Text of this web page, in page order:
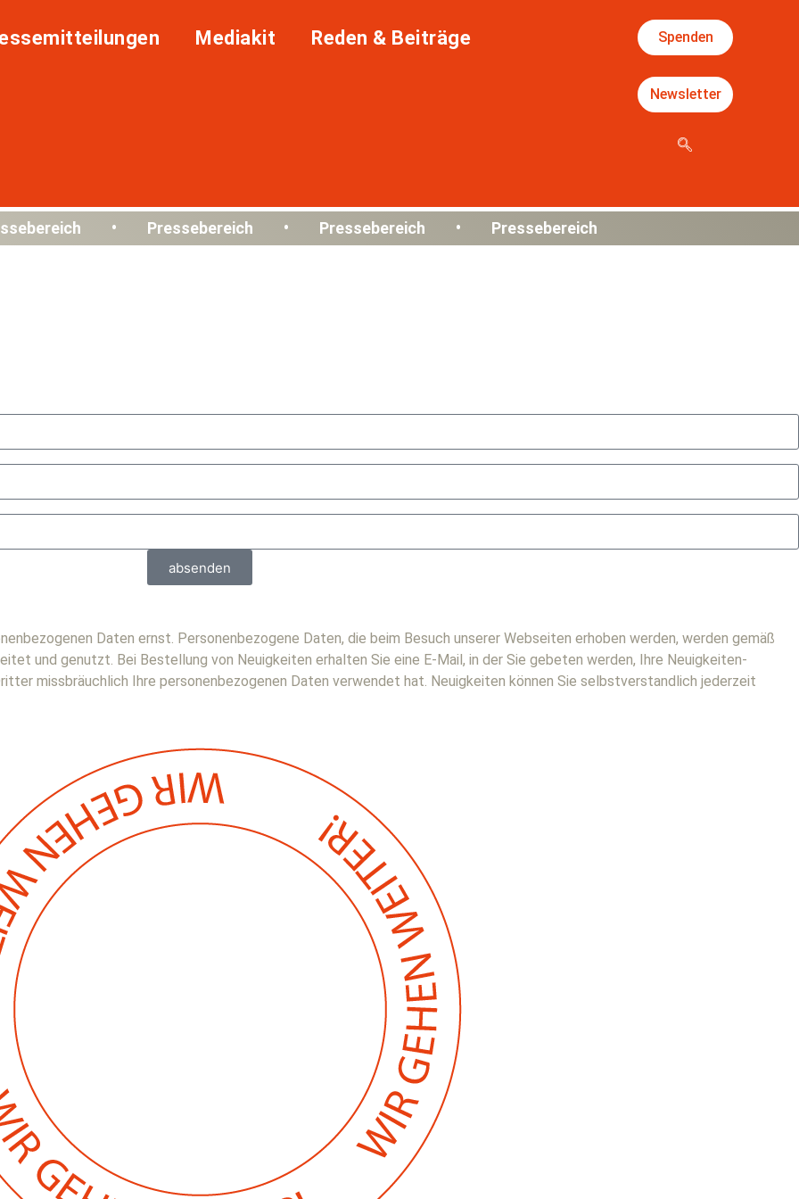
Mediakit Reden & Beiträge Spenden
Newsletter
• Pressebereich • Pressebereich • Pressebereich
absenden
Daten ernst. Personenbezogene Daten, die beim Besuch unserer Webseiten erhoben werden, werden gemäß
und genutzt. Bei Bestellung von Neuigkeiten erhalten Sie eine E-Mail, in der Sie gebeten werden, Ihre Neuigkeiten-
missbräuchlich Ihre personenbezogenen Daten verwendet hat. Neuigkeiten können Sie selbstverstandlich jederzeit